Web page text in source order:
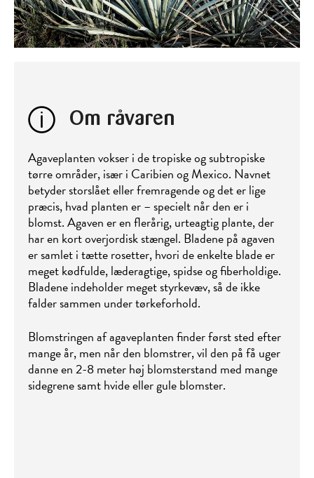
Om råvaren
Agaveplanten vokser i de tropiske og subtropiske
tørre områder, især i Caribien og Mexico. Navnet
betyder storslået eller fremragende og det er lige
præcis, hvad planten er – specielt når den er i
blomst. Agaven er en flerårig, urteagtig plante, der
har en kort overjordisk stængel. Bladene på agaven
er samlet i tætte rosetter, hvori de enkelte blade er
meget kødfulde, læderagtige, spidse og fiberholdige.
Bladene indeholder meget styrkevæv, så de ikke
falder sammen under tørkeforhold.
Blomstringen af agaveplanten finder først sted efter
mange år, men når den blomstrer, vil den på få uger
danne en 2-8 meter høj blomsterstand med mange
sidegrene samt hvide eller gule blomster.